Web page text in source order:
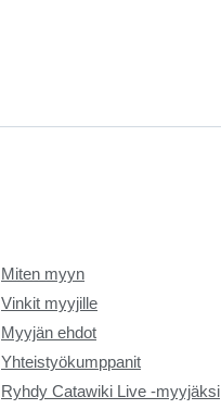
Miten myyn
Vinkit myyjille
Myyjän ehdot
Yhteistyökumppanit
Ryhdy Catawiki Live -myyjäksi